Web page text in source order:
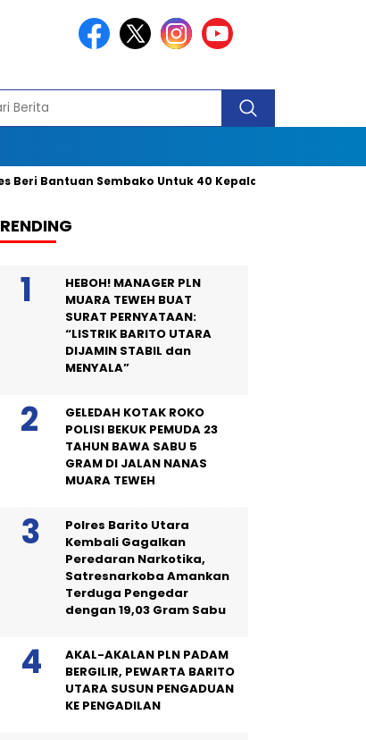
Sembako Untuk 40 Kepala Keluarga dan 2 Orang
HEBOH! MANAGER PLN
MUARA TEWEH BUAT
SURAT PERNYATAAN:
“LISTRIK BARITO UTARA
DIJAMIN STABIL dan
MENYALA”
GELEDAH KOTAK ROKO
POLISI BEKUK PEMUDA 23
TAHUN BAWA SABU 5
GRAM DI JALAN NANAS
MUARA TEWEH
Polres Barito Utara
Kembali Gagalkan
Peredaran Narkotika,
Satresnarkoba Amankan
Terduga Pengedar
dengan 19,03 Gram Sabu
AKAL-AKALAN PLN PADAM
BERGILIR, PEWARTA BARITO
UTARA SUSUN PENGADUAN
KE PENGADILAN